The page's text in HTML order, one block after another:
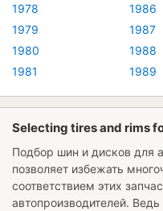
1978
1979
1980
1981
1986
1987
1988
1989
Selecting tires and rims
Подбор шин и дисков для
позволяет избежать
соответствием этих
автопроизводителей.